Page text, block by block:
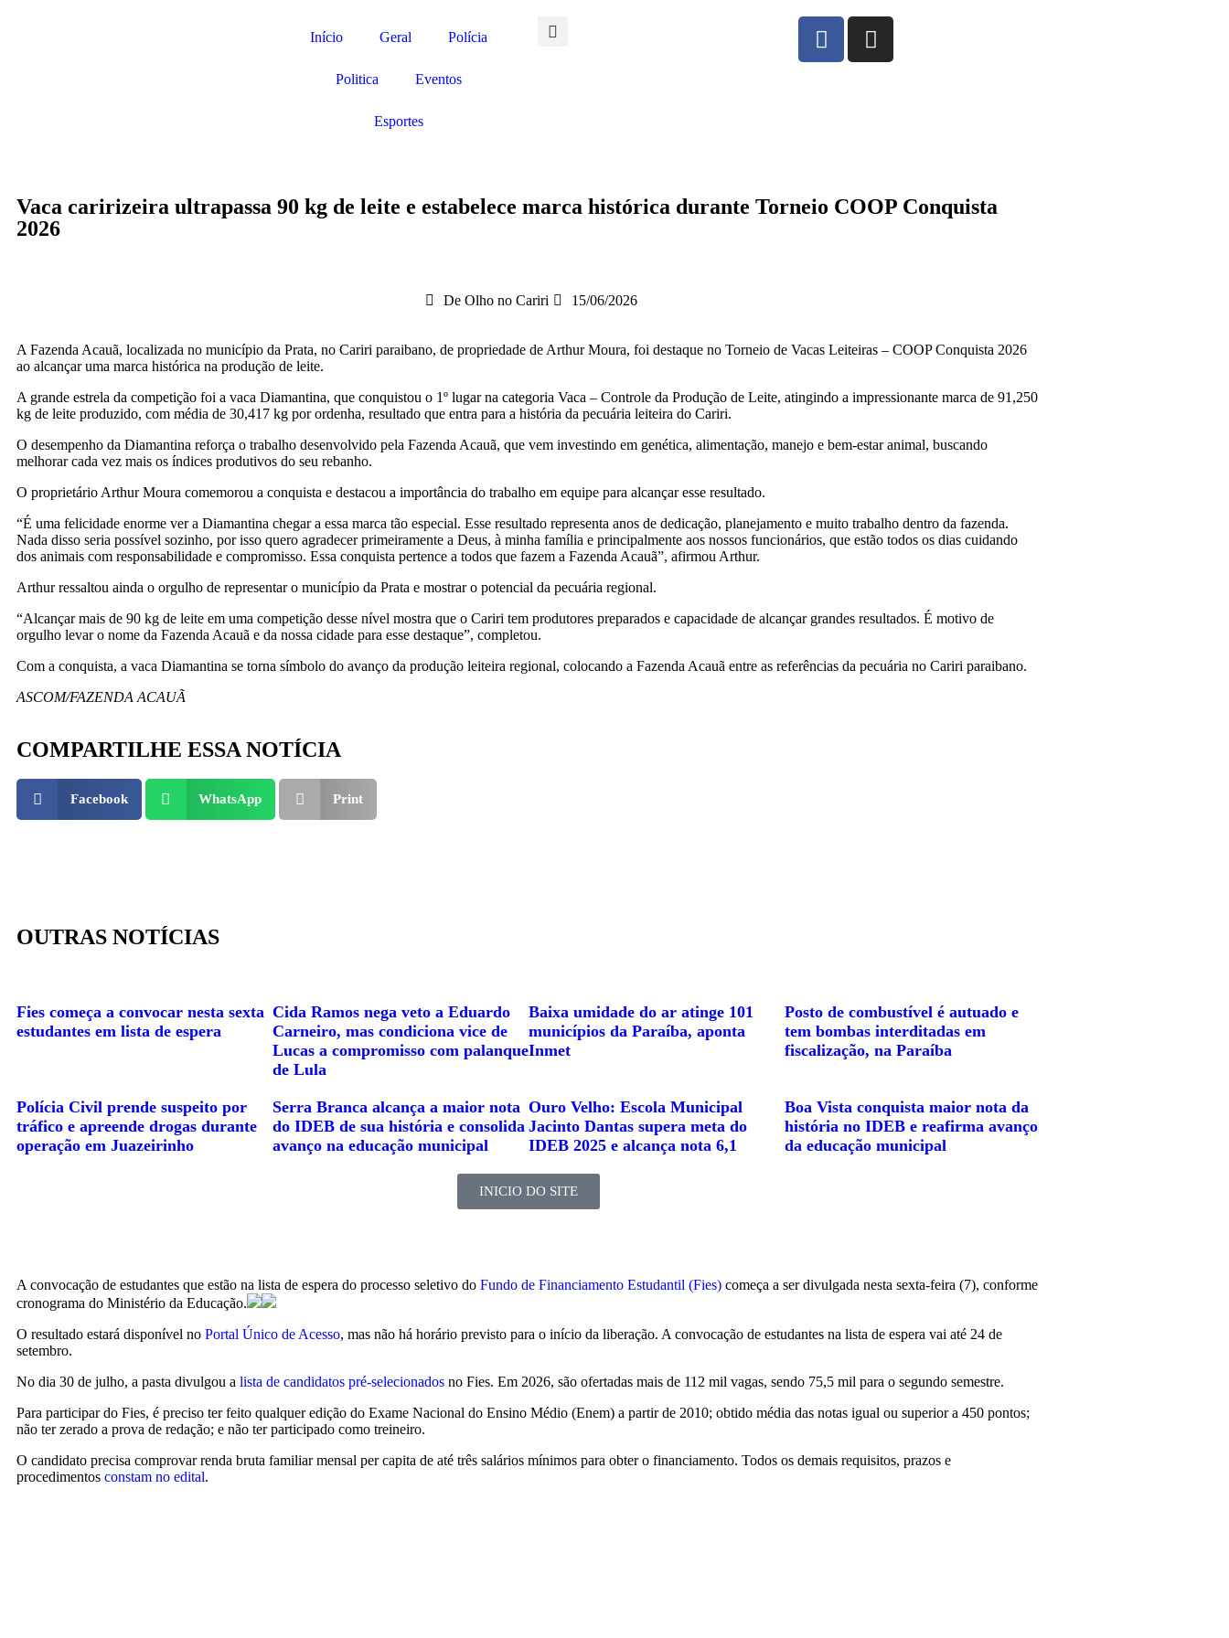
Início Geral Polícia
Politica Eventos
Esportes
Vaca caririzeira ultrapassa 90 kg de leite e estabelece marca histórica durante Torneio COOP Conquista
2026
De Olho no Cariri 15/06/2026
A Fazenda Acauã, localizada no município da Prata, no Cariri paraibano, de propriedade de Arthur Moura, foi destaque no Torneio de Vacas Leiteiras – COOP Conquista 2026
ao alcançar uma marca histórica na produção de leite.
A grande estrela da competição foi a vaca Diamantina, que conquistou o 1º lugar na categoria Vaca – Controle da Produção de Leite, atingindo a impressionante marca de 91,250
kg de leite produzido, com média de 30,417 kg por ordenha, resultado que entra para a história da pecuária leiteira do Cariri.
O desempenho da Diamantina reforça o trabalho desenvolvido pela Fazenda Acauã, que vem investindo em genética, alimentação, manejo e bem-estar animal, buscando
melhorar cada vez mais os índices produtivos do seu rebanho.
O proprietário Arthur Moura comemorou a conquista e destacou a importância do trabalho em equipe para alcançar esse resultado.
“É uma felicidade enorme ver a Diamantina chegar a essa marca tão especial. Esse resultado representa anos de dedicação, planejamento e muito trabalho dentro da fazenda.
Nada disso seria possível sozinho, por isso quero agradecer primeiramente a Deus, à minha família e principalmente aos nossos funcionários, que estão todos os dias cuidando
dos animais com responsabilidade e compromisso. Essa conquista pertence a todos que fazem a Fazenda Acauã”, afirmou Arthur.
Arthur ressaltou ainda o orgulho de representar o município da Prata e mostrar o potencial da pecuária regional.
“Alcançar mais de 90 kg de leite em uma competição desse nível mostra que o Cariri tem produtores preparados e capacidade de alcançar grandes resultados. É motivo de
orgulho levar o nome da Fazenda Acauã e da nossa cidade para esse destaque”, completou.
Com a conquista, a vaca Diamantina se torna símbolo do avanço da produção leiteira regional, colocando a Fazenda Acauã entre as referências da pecuária no Cariri paraibano.
ASCOM/FAZENDA ACAUÃ
COMPARTILHE ESSA NOTÍCIA
Facebook WhatsApp Print
OUTRAS NOTÍCIAS
Fies começa a convocar nesta sexta
estudantes em lista de espera
Cida Ramos nega veto a Eduardo
Carneiro, mas condiciona vice de
Lucas a compromisso com palanque
de Lula
Baixa umidade do ar atinge 101
municípios da Paraíba, aponta
Inmet
Posto de combustível é autuado e
tem bombas interditadas em
fiscalização, na Paraíba
Polícia Civil prende suspeito por
tráfico e apreende drogas durante
operação em Juazeirinho
Serra Branca alcança a maior nota
do IDEB de sua história e consolida
avanço na educação municipal
Ouro Velho: Escola Municipal
Jacinto Dantas supera meta do
IDEB 2025 e alcança nota 6,1
Boa Vista conquista maior nota da
história no IDEB e reafirma avanço
da educação municipal
INICIO DO SITE
A convocação de estudantes que estão na lista de espera do processo seletivo do Fundo de Financiamento Estudantil (Fies) começa a ser divulgada nesta sexta-feira (7), conforme
cronograma do Ministério da Educação.
O resultado estará disponível no Portal Único de Acesso, mas não há horário previsto para o início da liberação. A convocação de estudantes na lista de espera vai até 24 de
setembro.
No dia 30 de julho, a pasta divulgou a lista de candidatos pré-selecionados no Fies. Em 2026, são ofertadas mais de 112 mil vagas, sendo 75,5 mil para o segundo semestre.
Para participar do Fies, é preciso ter feito qualquer edição do Exame Nacional do Ensino Médio (Enem) a partir de 2010; obtido média das notas igual ou superior a 450 pontos;
não ter zerado a prova de redação; e não ter participado como treineiro.
O candidato precisa comprovar renda bruta familiar mensal per capita de até três salários mínimos para obter o financiamento. Todos os demais requisitos, prazos e
procedimentos constam no edital.